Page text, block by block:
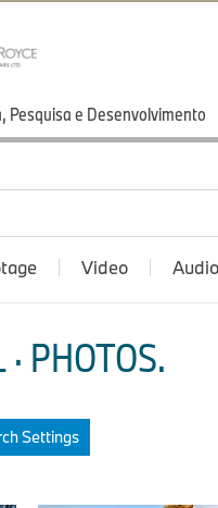
Pesquisa e Desenvolvimento
Video Audio
PHOTOS.
Settings